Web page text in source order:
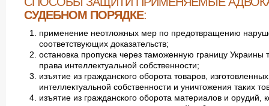
СУДЕБНОМ ПОРЯДКЕ:
применение неотложных мер по предотвращению
соответствующих доказательств;
остановка пропуска через таможенную границу
права интеллектуальной собственности;
изъятие из гражданского оборота товаров,
интеллектуальной собственности и уничтожения таких
изъятие из гражданского оборота материалов и